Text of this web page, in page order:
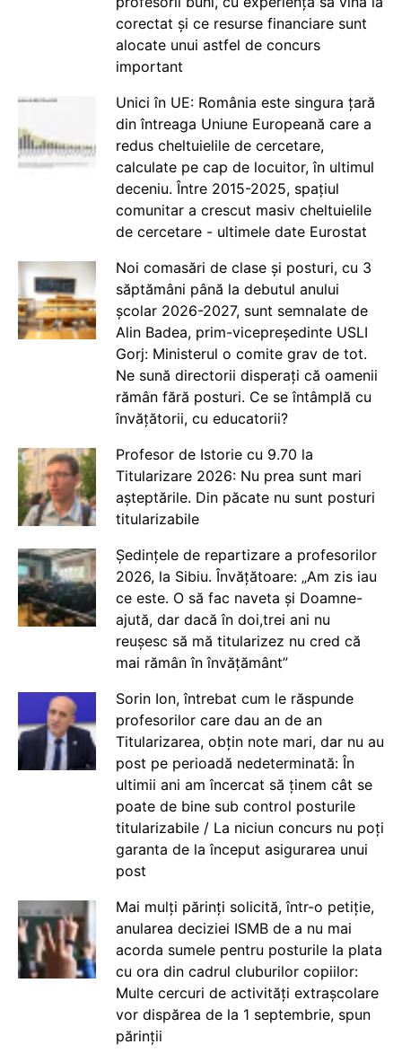
corectat și ce resurse financiare sunt
alocate unui astfel de concurs
important
Unici în UE: România este singura țară
din întreaga Uniune Europeană care a
redus cheltuielile de cercetare,
calculate pe cap de locuitor, în ultimul
deceniu. Între 2015-2025, spațiul
comunitar a crescut masiv cheltuielile
de cercetare - ultimele date Eurostat
Noi comasări de clase și posturi, cu 3
săptămâni până la debutul anului
școlar 2026-2027, sunt semnalate de
Alin Badea, prim-vicepreședinte USLI
Gorj: Ministerul o comite grav de tot.
Ne sună directorii disperați că oamenii
rămân fără posturi. Ce se întâmplă cu
învățătorii, cu educatorii?
Profesor de Istorie cu 9.70 la
Titularizare 2026: Nu prea sunt mari
așteptările. Din păcate nu sunt posturi
titularizabile
Ședințele de repartizare a profesorilor
2026, la Sibiu. Învățătoare: „Am zis iau
ce este. O să fac naveta și Doamne-
ajută, dar dacă în doi,trei ani nu
reușesc să mă titularizez nu cred că
mai rămân în învățământ”
Sorin Ion, întrebat cum le răspunde
profesorilor care dau an de an
Titularizarea, obțin note mari, dar nu au
post pe perioadă nedeterminată: În
ultimii ani am încercat să ținem cât se
poate de bine sub control posturile
titularizabile / La niciun concurs nu poți
garanta de la început asigurarea unui
post
Mai mulți părinți solicită, într-o petiție,
anularea deciziei ISMB de a nu mai
acorda sumele pentru posturile la plata
cu ora din cadrul cluburilor copiilor:
Multe cercuri de activități extrașcolare
vor dispărea de la 1 septembrie, spun
părinții